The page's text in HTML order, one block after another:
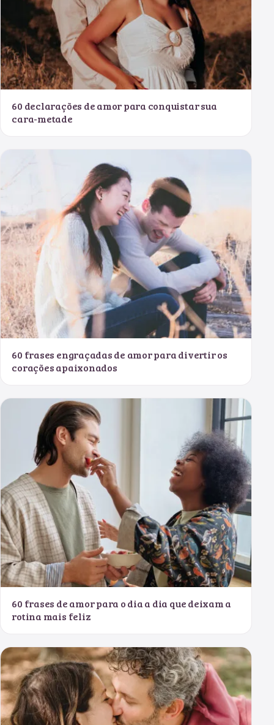
60 declarações de amor para conquistar sua
cara-metade
60 frases engraçadas de amor para divertir os
corações apaixonados
60 frases de amor para o dia a dia que deixam a
rotina mais feliz